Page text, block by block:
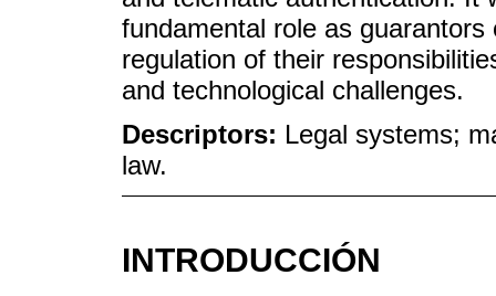
fundamental role as
regulation of their
and technological challenges.
Descriptors: Legal systems;
law.
INTRODUCCIÓN